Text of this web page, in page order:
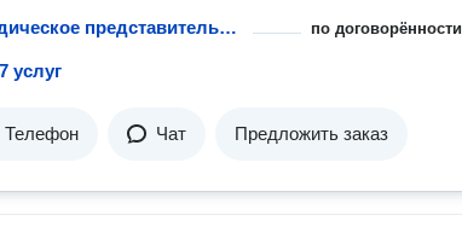
Юридическое представительство в ГИБДД по договорённости
услуг
Телефон Чат Предложить заказ